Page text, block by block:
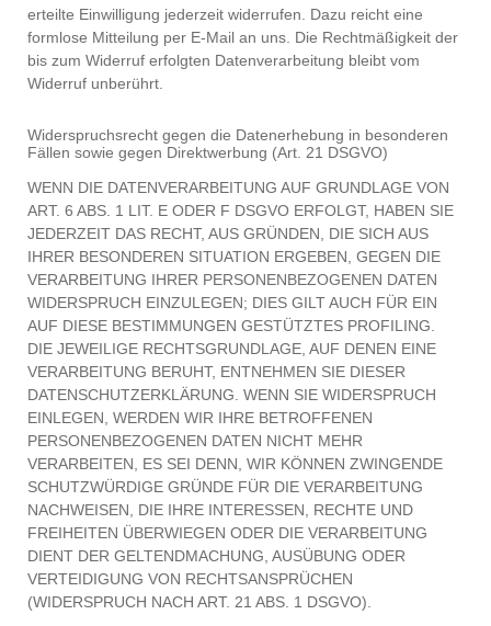
erteilte Einwilligung jederzeit widerrufen. Dazu reicht eine
formlose Mitteilung per E-Mail an uns. Die Rechtmäßigkeit der
bis zum Widerruf erfolgten Datenverarbeitung bleibt vom
Widerruf unberührt.
Widerspruchsrecht gegen die Datenerhebung in besonderen
Fällen sowie gegen Direktwerbung (Art. 21 DSGVO)
WENN DIE DATENVERARBEITUNG AUF GRUNDLAGE VON
ART. 6 ABS. 1 LIT. E ODER F DSGVO ERFOLGT, HABEN SIE
JEDERZEIT DAS RECHT, AUS GRÜNDEN, DIE SICH AUS
IHRER BESONDEREN SITUATION ERGEBEN, GEGEN DIE
VERARBEITUNG IHRER PERSONENBEZOGENEN DATEN
WIDERSPRUCH EINZULEGEN; DIES GILT AUCH FÜR EIN
AUF DIESE BESTIMMUNGEN GESTÜTZTES PROFILING.
DIE JEWEILIGE RECHTSGRUNDLAGE, AUF DENEN EINE
VERARBEITUNG BERUHT, ENTNEHMEN SIE DIESER
DATENSCHUTZERKLÄRUNG. WENN SIE WIDERSPRUCH
EINLEGEN, WERDEN WIR IHRE BETROFFENEN
PERSONENBEZOGENEN DATEN NICHT MEHR
VERARBEITEN, ES SEI DENN, WIR KÖNNEN ZWINGENDE
SCHUTZWÜRDIGE GRÜNDE FÜR DIE VERARBEITUNG
NACHWEISEN, DIE IHRE INTERESSEN, RECHTE UND
FREIHEITEN ÜBERWIEGEN ODER DIE VERARBEITUNG
DIENT DER GELTENDMACHUNG, AUSÜBUNG ODER
VERTEIDIGUNG VON RECHTSANSPRÜCHEN
(WIDERSPRUCH NACH ART. 21 ABS. 1 DSGVO).